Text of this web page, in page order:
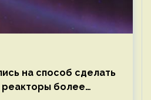
на способ сделать
более